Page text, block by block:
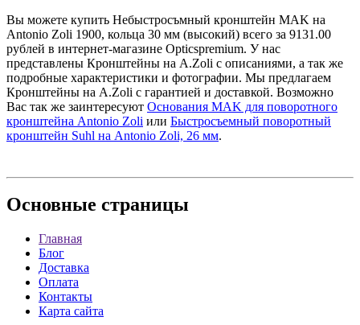
Вы можете купить Небыстросъмный кронштейн MAK на
Antonio Zoli 1900, кольца 30 мм (высокий) всего за 9131.00
рублей в интернет-магазине Opticspremium. У нас
представлены Кронштейны на A.Zoli с описаниями, а так же
подробные характеристики и фотографии. Мы предлагаем
Кронштейны на A.Zoli с гарантией и доставкой. Возможно
Вас так же заинтересуют Основания MAK для поворотного
кронштейна Antonio Zoli или Быстросъемный поворотный
кронштейн Suhl на Antonio Zoli, 26 мм.
Основные страницы
Главная
Блог
Доставка
Оплата
Контакты
Карта сайта